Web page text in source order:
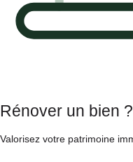
Rénover un bien ?
Valorisez votre patrimoine